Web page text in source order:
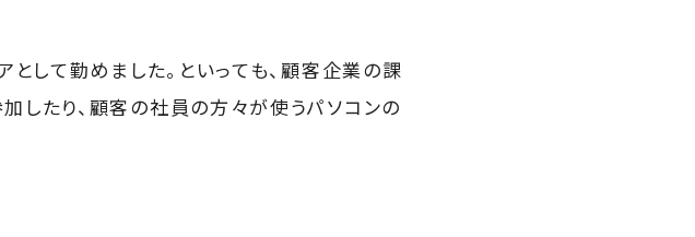
して勤めました。といっても、顧客企業の課
したり、顧客の社員の方々が使うパソコンの